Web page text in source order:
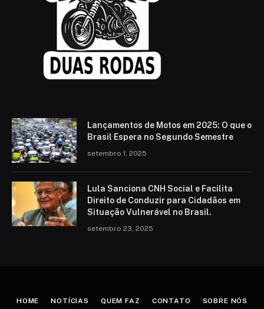
Lançamentos de Motos em 2025: O que o
Brasil Espera no Segundo Semestre
setembro 1, 2025
Lula Sanciona CNH Social e Facilita
Direito de Conduzir para Cidadãos em
Situação Vulnerável no Brasil.
setembro 23, 2025
HOME NOTÍCIAS QUEM FAZ CONTATO SOBRE NÓS